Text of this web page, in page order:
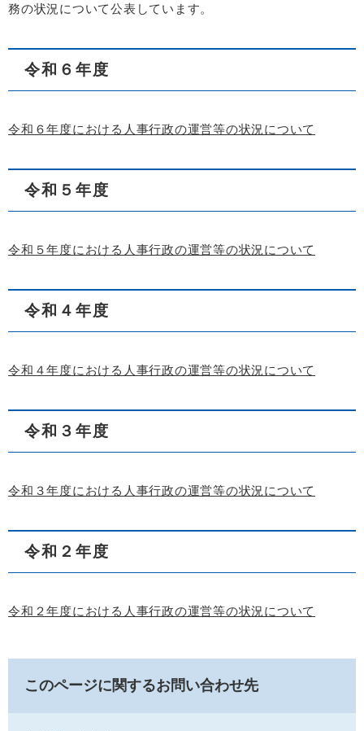
務の状況について公表しています。
令和６年度
令和６年度における人事行政の運営等の状況について
令和５年度
令和５年度における人事行政の運営等の状況について
令和４年度
令和４年度における人事行政の運営等の状況について
令和３年度
令和３年度における人事行政の運営等の状況について
令和２年度
令和２年度における人事行政の運営等の状況について
このページに関するお問い合わせ先